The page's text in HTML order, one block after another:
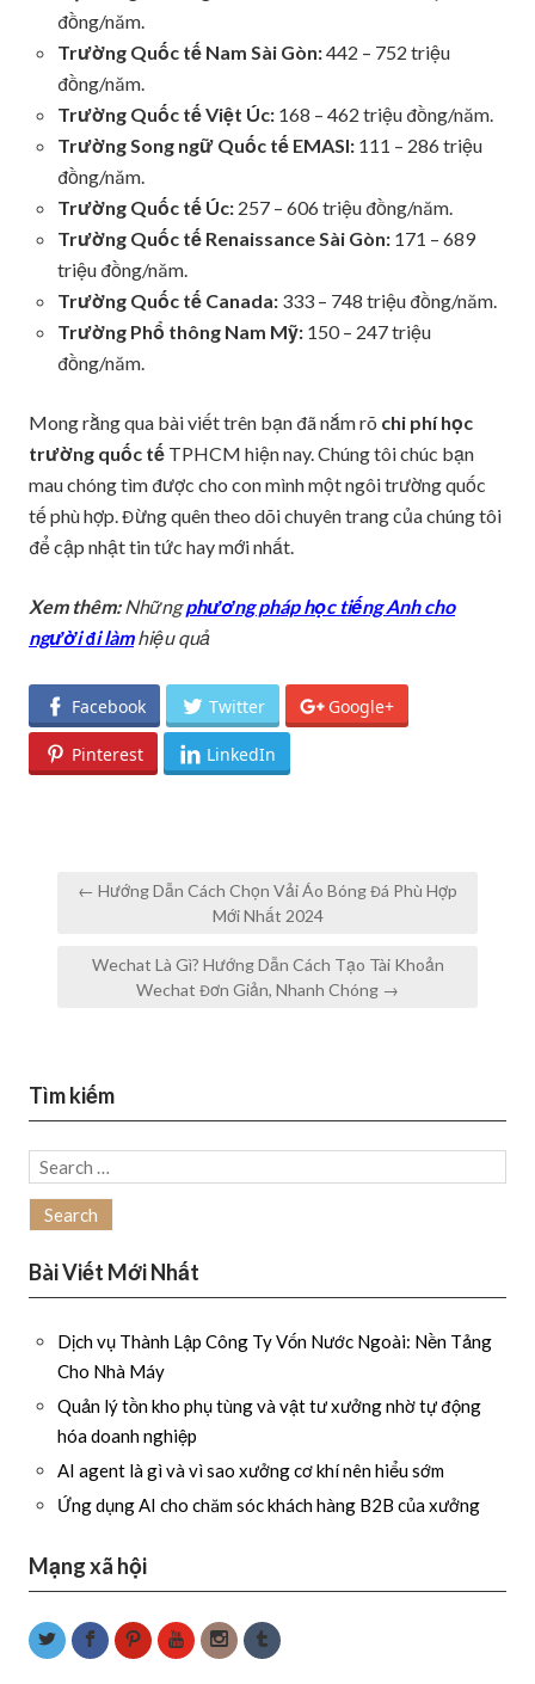
đồng/năm.
Trường Quốc tế Nam Sài Gòn:442 – 752 triệu
đồng/năm.
Trường Quốc tế Việt Úc: 168 – 462 triệu đồng/năm.
Trường Song ngữ Quốc tế EMASI: 111 – 286 triệu
đồng/năm.
Trường Quốc tế Úc: 257 – 606 triệu đồng/năm.
Trường Quốc tế Renaissance Sài Gòn: 171 – 689
triệu đồng/năm.
Trường Quốc tế Canada: 333 – 748 triệu đồng/năm.
Trường Phổ thông Nam Mỹ: 150 – 247 triệu
đồng/năm.
Mong rằng qua bài viết trên bạn đã nắm rõ chi phí học
trường quốc tế TPHCM hiện nay. Chúng tôi chúc bạn
mau chóng tìm được cho con mình một ngôi trường quốc
tế phù hợp. Đừng quên theo dõi chuyên trang của chúng tôi
để cập nhật tin tức hay mới nhất.
Xem thêm:Nhữngphương pháp học tiếng Anh cho
người đi làmhiệu quả
Facebook Twitter Google+
Pinterest LinkedIn
Post← Hướng Dẫn Cách Chọn Vải Áo Bóng Đá Phù Hợp
Mới Nhất 2024
Wechat Là Gì? Hướng Dẫn Cách Tạo Tài Khoản
Wechat Đơn Giản, Nhanh Chóng →
Tìm kiếm
Search
Bài Viết Mới Nhất
Dịch vụ Thành Lập Công Ty Vốn Nước Ngoài: Nền Tảng
Cho Nhà Máy
Quản lý tồn kho phụ tùng và vật tư xưởng nhờ tự động
hóa doanh nghiệp
AI agent là gì và vì sao xưởng cơ khí nên hiểu sớm
Ứng dụng AI cho chăm sóc khách hàng B2B của xưởng
Mạng xã hội